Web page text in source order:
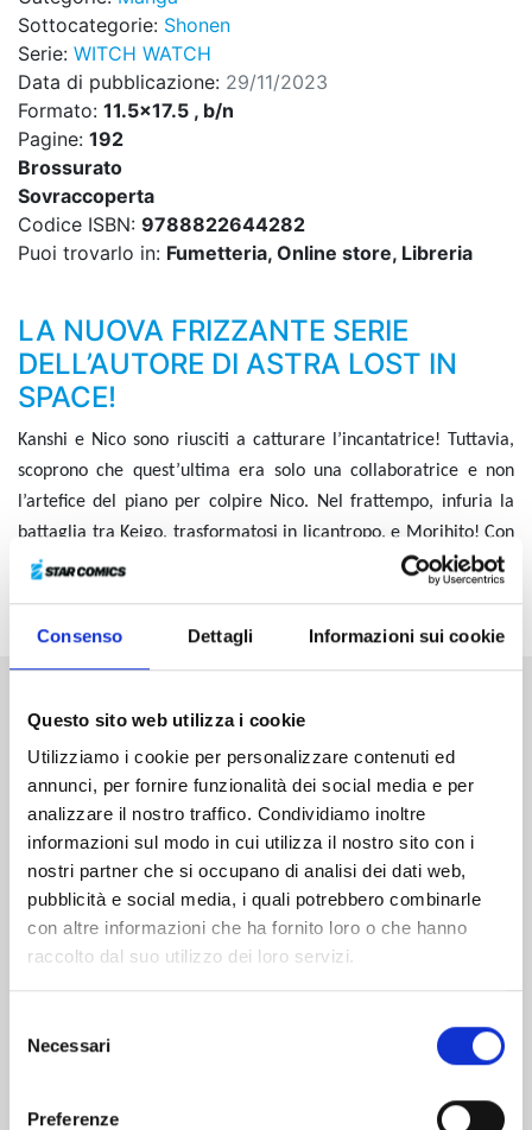
Consenso Dettagli Informazioni sui cookie
Questo sito web utilizza i cookie
Utilizziamo i cookie per personalizzare contenuti ed
annunci, per fornire funzionalità dei social media e per
analizzare il nostro traffico. Condividiamo inoltre
informazioni sul modo in cui utilizza il nostro sito con i
nostri partner che si occupano di analisi dei dati web,
pubblicità e social media, i quali potrebbero combinarle
con altre informazioni che ha fornito loro o che hanno
raccolto dal suo utilizzo dei loro servizi.
delNecessari
Preferenze
Sottocategorie: Shonen
Serie: WITCH WATCH
Data di pubblicazione: 29/11/2023
Formato: 11.5x17.5 , b/n
Pagine: 192
Brossurato
Sovraccoperta
Codice ISBN: 9788822644282
Puoi trovarlo in: Fumetteria, Online store, Libreria
LA NUOVA FRIZZANTE SERIE
DELL’AUTORE DI ASTRA LOST IN
SPACE!
Kanshi e Nico sono riusciti a catturare l’incantatrice! Tuttavia,
scoprono che quest’ultima era solo una collaboratrice e non
l’artefice del piano per colpire Nico. Nel frattempo, infuria la
battaglia tra Keigo, trasformatosi in licantropo, e Morihito! Con
l’arrivo di un ulteriore coinquilino, un vento pieno di novità
Altri volumi della serie